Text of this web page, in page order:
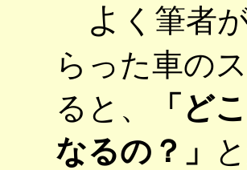
よ く筆者
らった車の
ると、
「ど
なるの？」